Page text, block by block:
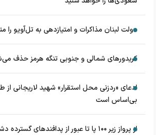
دولت لبنان مذاکرات و امتیازدهی به تل‌آویو را
کریدورهای شمالی و جنوبی تنگه هرمز حذف
ادعای «ردزنی محل استقرار» شهید لاریجانی
بی‌اساس است
از پرواز زیر ۱۰۰ پا تا عبور از پدافند‌های گسترده دشمن